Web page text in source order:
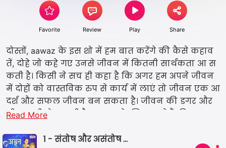
Favorite Review Play Share
दोस्तों, aawaz के इस शो में हम बात करेंगे की कैसे कहाव
तें, दोहे जो कहे गए उनसे जीवन में कितनी सार्थकता आ स
कती है। किसी ने सच ही कहा है कि अगर हम अपने जीवन
में दोहों को वास्तविक रुप से कार्य में लाएं तो जीवन एक आ
दर्श और सफल जीवन बन सकता है। जीवन की डगर और
भी सुहानी हो सकती है, हम आपके लिए लाये हैं, फिर एक
ते हैं, महान कवियों और संतो की वाणी और जीवन जीने का
Read More
1 - संतोष और असंतोष भाव